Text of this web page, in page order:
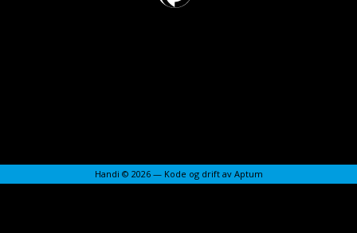
Handi © 2026 — Kode og drift av Aptum